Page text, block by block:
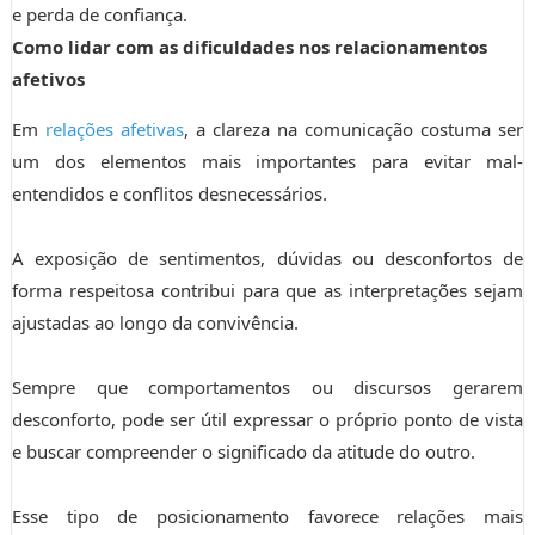
e perda de confiança.
Como lidar com as dificuldades nos relacionamentos
afetivos
Em relações afetivas, a clareza na comunicação costuma ser
um dos elementos mais importantes para evitar mal-
entendidos e conflitos desnecessários.
A exposição de sentimentos, dúvidas ou desconfortos de
forma respeitosa contribui para que as interpretações sejam
ajustadas ao longo da convivência.
Sempre que comportamentos ou discursos gerarem
desconforto, pode ser útil expressar o próprio ponto de vista
e buscar compreender o significado da atitude do outro.
Esse tipo de posicionamento favorece relações mais